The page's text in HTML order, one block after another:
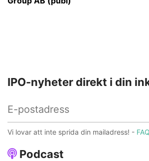
Podcast
IPO-nyheter direkt i din
Vi lovar att inte sprida din mailadress! - FAQ